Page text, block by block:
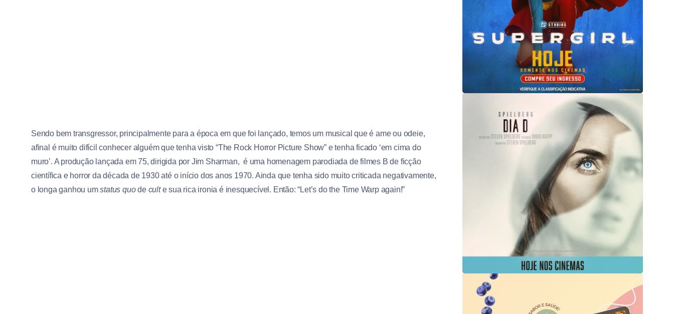
Sendo bem transgressor, principalmente para a época em que foi lançado, temos um musical que é ame ou odeie,
afinal é muito difícil conhecer alguém que tenha visto “The Rock Horror Picture Show” e tenha ficado ‘em cima do
muro’. A produção lançada em 75, dirigida por Jim Sharman, é uma homenagem parodiada de filmes B de ficção
científica e horror da década de 1930 até o início dos anos 1970. Ainda que tenha sido muito criticada negativamente,
o longa ganhou umstatus quode culte sua rica ironia é inesquecível. Então: “Let’s do the Time Warp again!”